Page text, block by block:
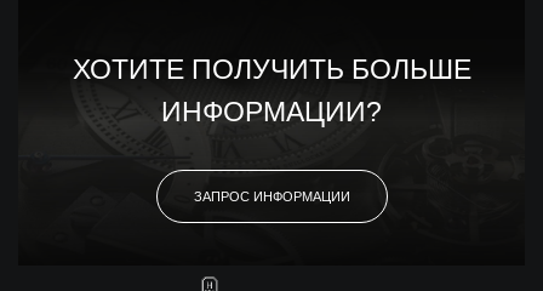
ХОТИТЕ ПОЛУЧИТЬ БОЛЬШЕ
ИНФОРМАЦИИ?
ЗАПРОС ИНФОРМАЦИИ